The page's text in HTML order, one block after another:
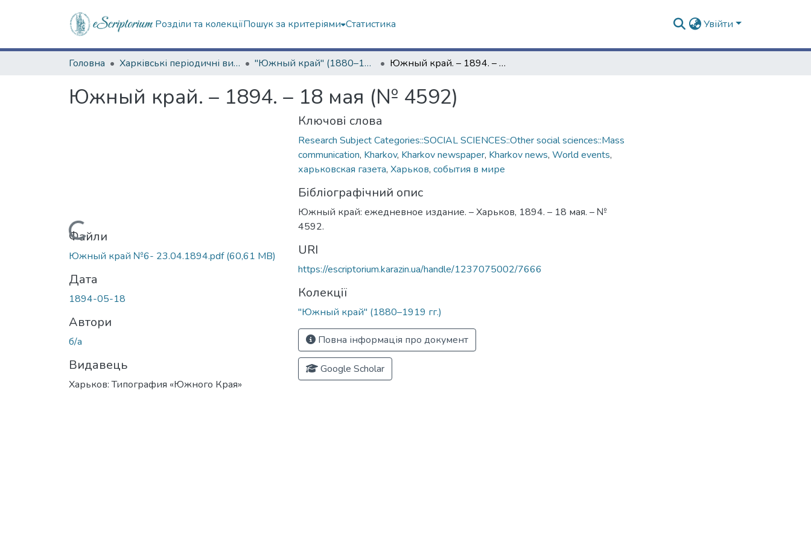
Розділи та колекціїПошук за критеріями Статистика Увійти
Головна Харківські періодичні видання "Южный край" (1880–1919 гг.) Южный край. – 1894. – 18 мая (№ 4592)
Южный край. – 1894. – 18 мая (№ 4592)
Вантажиться...
Файли
Южный край №6- 23.04.1894.pdf(60,61 MB)
Дата
1894-05-18
Автори
б/а
Видавець
Харьков: Типография «Южного Края»
Ключові слова
Research Subject Categories::SOCIAL SCIENCES::Other social sciences::Mass
communication, Kharkov, Kharkov newspaper, Kharkov news, World events,
харьковская газета, Харьков, события в мире
Бібліографічний опис
Южный край: ежедневное издание. – Харьков, 1894. – 18 мая. – №
4592.
URI
https://escriptorium.karazin.ua/handle/1237075002/7666
Колекції
"Южный край" (1880–1919 гг.)
Повна інформація про документ
Google Scholar